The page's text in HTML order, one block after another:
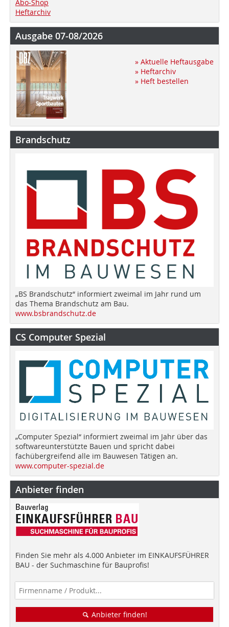
Abo-Shop
Heftarchiv
Ausgabe 07-08/2026
» Aktuelle Heftausgabe
» Heftarchiv
» Heft bestellen
Brandschutz
„BS Brandschutz“ informiert zweimal im Jahr rund um
das Thema Brandschutz am Bau.
www.bsbrandschutz.de
CS Computer Spezial
„Computer Spezial“ informiert zweimal im Jahr über das
softwareunterstützte Bauen und spricht dabei
fachübergreifend alle im Bauwesen Tätigen an.
www.computer-spezial.de
Anbieter finden
Finden Sie mehr als 4.000 Anbieter im EINKAUFSFÜHRER
BAU - der Suchmaschine für Bauprofis!
Anbieter finden!